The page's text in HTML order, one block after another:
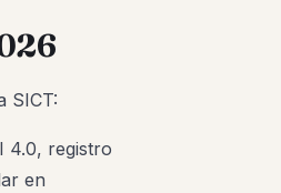
SICT:
4.0, registro
en